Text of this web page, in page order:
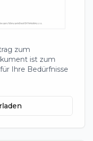
zum
ist zum
Ihre Bedürfnisse